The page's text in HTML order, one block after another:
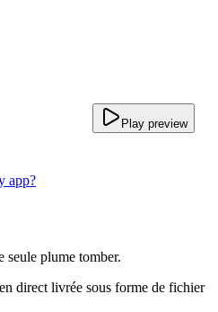
Play preview
app?
seule plume tomber.
direct livrée sous forme de fichier